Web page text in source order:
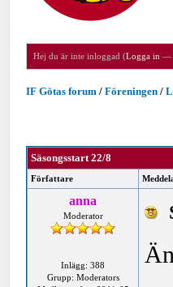
Hej du är inte inloggad (Logga in
IF Götas forum /Föreningen /
Säsongsstart 22/8
Författare
anna
Moderator
Inlägg: 388
Grupp: Moderators